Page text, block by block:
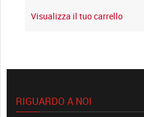
Visualizza il tuo carrello
RIGUARDO A NOI